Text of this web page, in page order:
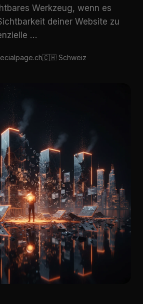
Werkzeug, wenn es
deiner Website zu
…
🇨🇭 Schweiz